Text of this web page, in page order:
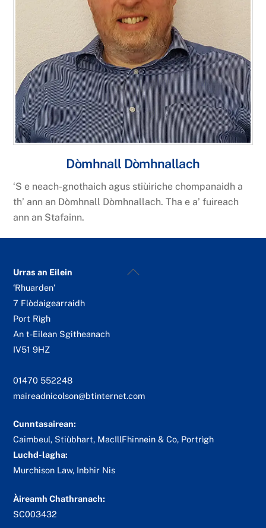
Dòmhnall Dòmhnallach
‘S e neach-gnothaich agus stiùiriche chompanaidh a
th’ ann an Dòmhnall Dòmhnallach. Tha e a’ fuireach
ann an Stafainn.
Back
Urras an Eilein
‘Rhuarden’
7 Flòdaigearraidh
Port Rìgh
An t-Eilean Sgitheanach
IV51 9HZ
01470 552248
maireadnicolson@btinternet.com
Cunntasairean:
Caimbeul, Stiùbhart, MacIllFhinnein & Co, Portrìgh
Luchd-lagha:
Murchison Law, Inbhir Nis
Àireamh Chathranach:
SC003432